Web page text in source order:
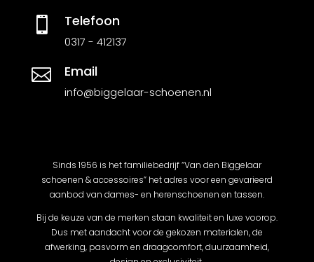
 Telefoon
0317 - 412137
 Email
info@biggelaar-schoenen.nl
Sinds 1956 is het familiebedrijf “Van den Biggelaar
schoenen & accessoires” het adres voor een gevarieerd
aanbod van dames- en herenschoenen en tassen.
Bij de keuze van de merken staan kwaliteit en luxe voorop.
Dus met aandacht voor de gekozen materialen, de
afwerking, pasvorm en draagcomfort, duurzaamheid,